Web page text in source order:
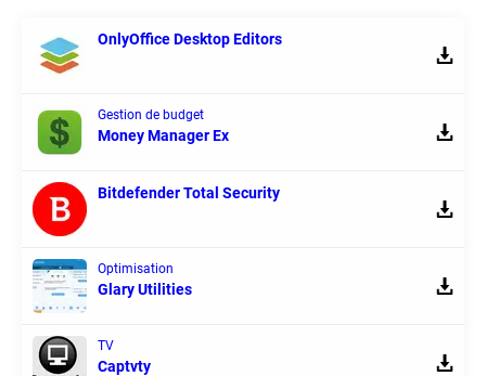
OnlyOffice Desktop Editors
Gestion de budget
Money Manager Ex
Bitdefender Total Security
Optimisation
Glary Utilities
TV
Captvty